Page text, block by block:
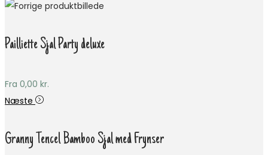
Pailliette Sjal Party deluxe
Fra 0,00 kr.
Næste
Granny Tencel Bamboo Sjal med Frynser